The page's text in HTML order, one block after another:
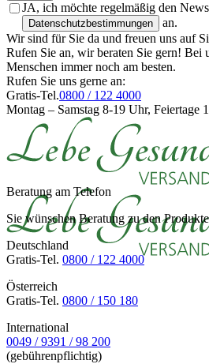
JA, ich möchte regelmäßig den
Datenschutzbestimmungen
an.
Wir sind für Sie da und freuen uns auf
Rufen Sie an, wir beraten Sie gern! Bei
Menschen immer noch am besten.
Rufen Sie uns gerne an:
Gratis-Tel.0800 / 122 4000
Montag – Samstag 8-19 Uhr, Feiertage
Beratung am Telefon
Sie wünschen Beratung zu den
Deutschland
Gratis-Tel. 0800 / 122 4000
Österreich
Gratis-Tel. 0800 / 150 180
International
0049 / 9391 / 98 200
(gebührenpflichtig)